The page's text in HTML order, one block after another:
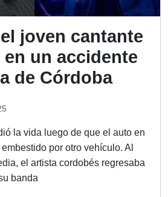
joven cantante
un accidente
de Córdoba
la vida luego de que el auto en
por otro vehículo. Al
el artista cordobés regresaba
banda